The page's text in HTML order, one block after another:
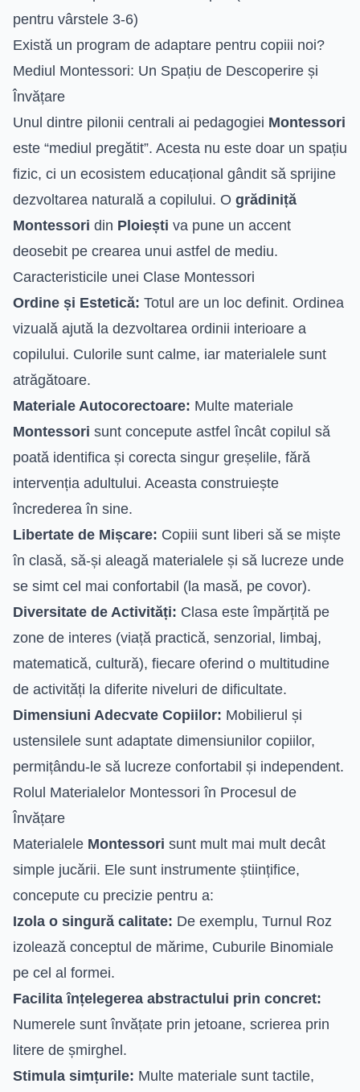
pentru vârstele 3-6)
Există un program de adaptare pentru copiii noi?
Mediul Montessori: Un Spațiu de Descoperire și
Învățare
Unul dintre pilonii centrali ai pedagogiei Montessori
este “mediul pregătit”. Acesta nu este doar un spațiu
fizic, ci un ecosistem educațional gândit să sprijine
dezvoltarea naturală a copilului. O grădiniță
Montessori din Ploiești va pune un accent
deosebit pe crearea unui astfel de mediu.
Caracteristicile unei Clase Montessori
Ordine și Estetică: Totul are un loc definit. Ordinea
vizuală ajută la dezvoltarea ordinii interioare a
copilului. Culorile sunt calme, iar materialele sunt
atrăgătoare.
Materiale Autocorectoare: Multe materiale
Montessori sunt concepute astfel încât copilul să
poată identifica și corecta singur greșelile, fără
intervenția adultului. Aceasta construiește
încrederea în sine.
Libertate de Mișcare: Copiii sunt liberi să se miște
în clasă, să-și aleagă materialele și să lucreze unde
se simt cel mai confortabil (la masă, pe covor).
Diversitate de Activități: Clasa este împărțită pe
zone de interes (viață practică, senzorial, limbaj,
matematică, cultură), fiecare oferind o multitudine
de activități la diferite niveluri de dificultate.
Dimensiuni Adecvate Copiilor: Mobilierul și
ustensilele sunt adaptate dimensiunilor copiilor,
permițându-le să lucreze confortabil și independent.
Rolul Materialelor Montessori în Procesul de
Învățare
Materialele Montessori sunt mult mai mult decât
simple jucării. Ele sunt instrumente științifice,
concepute cu precizie pentru a:
Izola o singură calitate: De exemplu, Turnul Roz
izolează conceptul de mărime, Cuburile Binomiale
pe cel al formei.
Facilita înțelegerea abstractului prin concret:
Numerele sunt învățate prin jetoane, scrierea prin
litere de șmirghel.
Stimula simțurile: Multe materiale sunt tactile,